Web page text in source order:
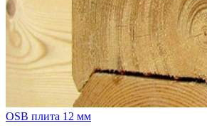
OSB плита 12 мм